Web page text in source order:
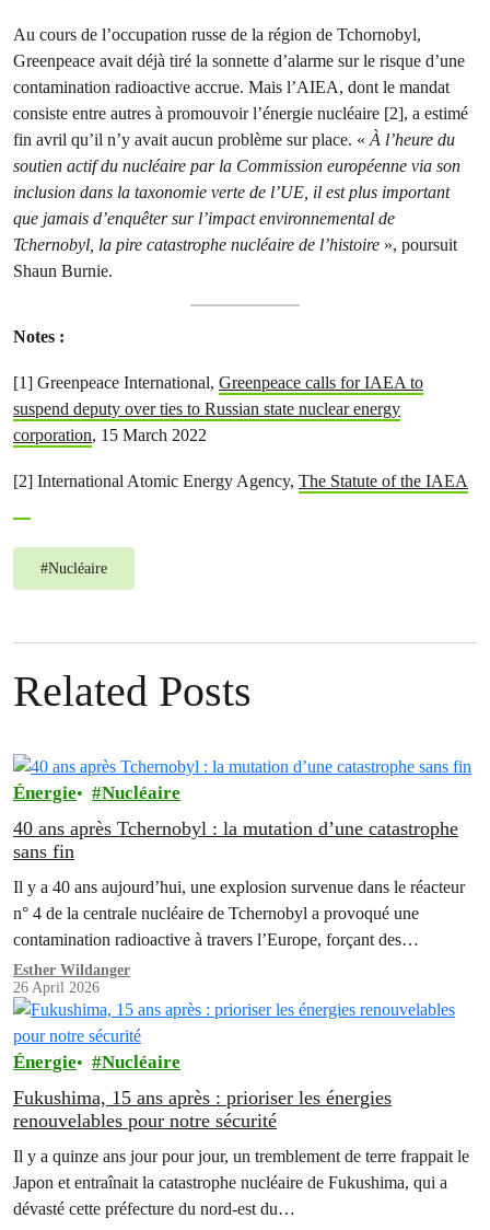
Au cours de l’occupation russe de la région de Tchornobyl,
Greenpeace avait déjà tiré la sonnette d’alarme sur le risque d’une
contamination radioactive accrue. Mais l’AIEA, dont le mandat
consiste entre autres à promouvoir l’énergie nucléaire [2], a estimé
fin avril qu’il n’y avait aucun problème sur place. «À l’heure du
soutien actif du nucléaire par la Commission européenne via son
inclusion dans la taxonomie verte de l’UE, il est plus important
que jamais d’enquêter sur l’impact environnemental de
Tchernobyl, la pire catastrophe nucléaire de l’histoire », poursuit
Shaun Burnie.
Notes :
[1] Greenpeace International, Greenpeace calls for IAEA to
suspend deputy over ties to Russian state nuclear energy
corporation, 15 March 2022
[2] International Atomic Energy Agency, The Statute of the IAEA
#Nucléaire
Related Posts
Énergie Nucléaire
40 ans après Tchernobyl : la mutation d’une catastrophe
sans fin
Il y a 40 ans aujourd’hui, une explosion survenue dans le réacteur
n° 4 de la centrale nucléaire de Tchernobyl a provoqué une
contamination radioactive à travers l’Europe, forçant des…
Esther Wildanger
26 April 2026
Énergie Nucléaire
Fukushima, 15 ans après : prioriser les énergies
renouvelables pour notre sécurité
Il y a quinze ans jour pour jour, un tremblement de terre frappait le
Japon et entraînait la catastrophe nucléaire de Fukushima, qui a
dévasté cette préfecture du nord-est du…